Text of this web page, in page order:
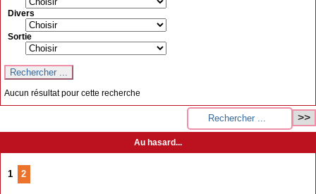
Divers
Sortie
Aucun résultat pour cette recherche
Au hasard...
1 2